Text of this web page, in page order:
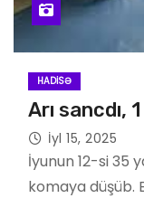
HADISƏ
Arı sancdı,
İyl 15, 2025
İyunun 12-si 35
komaya düşüb.